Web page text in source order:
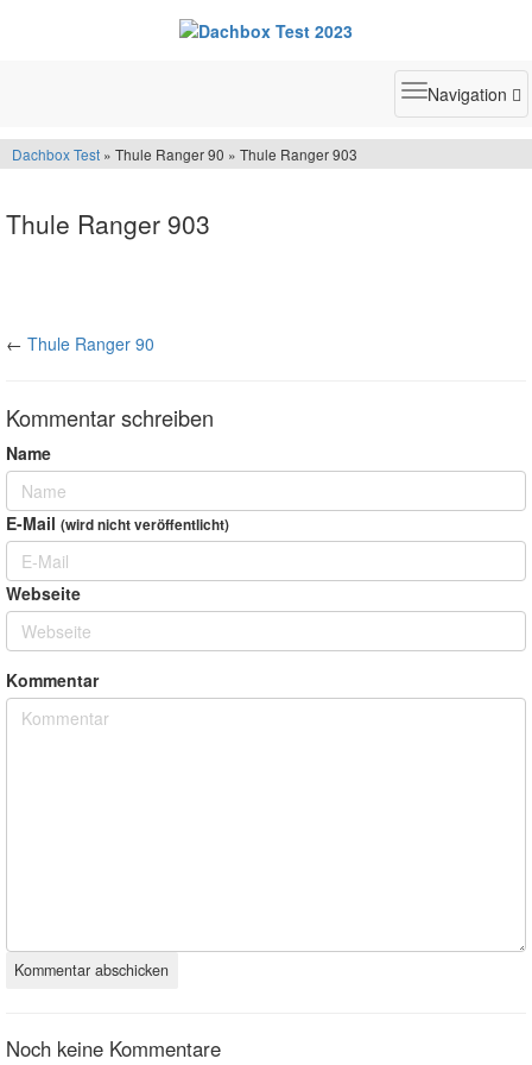
Toggle
Navigation
Dachbox Test » Thule Ranger 90 » Thule Ranger 903
Thule Ranger 903
← Thule Ranger 90
Kommentar schreiben
Name
E-Mail (wird nicht veröffentlicht)
Webseite
Kommentar
Noch keine Kommentare